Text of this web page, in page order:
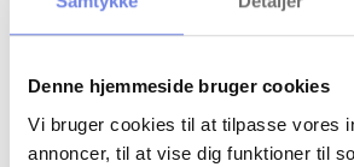
Denne hjemmeside bruger cookies
Vi bruger cookies til at tilpasse vores
annoncer, til at vise dig funktioner til
Research security is a priority — but
implementation remains a
debate on research security in the